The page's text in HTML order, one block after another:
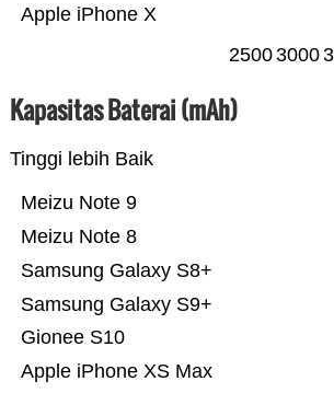
Apple iPhone X
25003000
Kapasitas Baterai (mAh)
Tinggi lebih Baik
Apple iPhone XS Max
Gionee S10
Samsung Galaxy S9+
Samsung Galaxy S8+
Meizu Note 8
Meizu Note 9